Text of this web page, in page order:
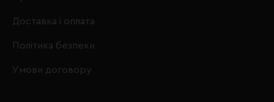
Доставка і оплата
Політика безпеки
Умови договору